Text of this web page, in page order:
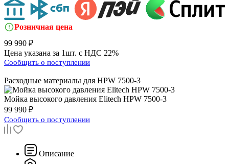
Розничная цена
99 990 ₽
Цена указана за 1шт. с НДС 22%
Сообщить о поступлении
Расходные материалы для HPW 7500-3
Мойка высокого давления Elitech HPW 7500-3
99 990 ₽
Сообщить о поступлении
Описание